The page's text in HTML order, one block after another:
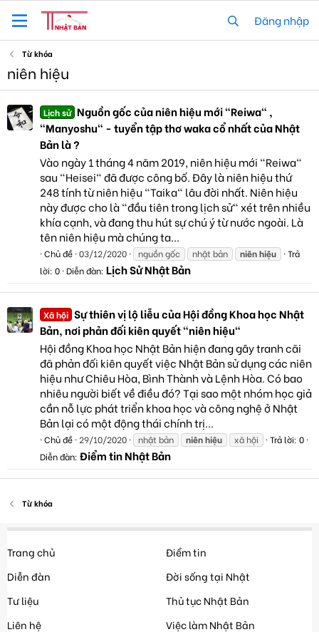
Đăng nhập
Từ khóa
niên hiệu
Lịch sử Nguồn gốc của niên hiệu mới "Reiwa" ,
"Manyoshu" - tuyển tập thơ waka cổ nhất của Nhật
Bản là ?
Vào ngày 1 tháng 4 năm 2019, niên hiệu mới "Reiwa"
sau "Heisei" đã được công bố. Đây là niên hiệu thứ
248 tính từ niên hiệu "Taika" lâu đời nhất. Niên hiệu
này được cho là "đầu tiên trong lịch sử" xét trên nhiều
khía cạnh, và đang thu hút sự chú ý từ nước ngoài. Là
tên niên hiệu mà chúng ta...
Chủ đề 03/12/2020 nguồn gốc nhật bản niênhiệu
Trả
lời: 0 Diễn đàn: Lịch Sử Nhật Bản
Xã hội Sự thiên vị lộ liễu của Hội đồng Khoa học Nhật
Bản, nơi phản đối kiên quyết "niên hiệu"
Hội đồng Khoa học Nhật Bản hiện đang gây tranh cãi
đã phản đối kiên quyết việc Nhật Bản sử dụng các niên
hiệu như Chiêu Hòa, Bình Thành và Lệnh Hòa. Có bao
nhiêu người biết về điều đó? Tại sao một nhóm học giả
cần nỗ lực phát triển khoa học và công nghệ ở Nhật
Bản lại có một động thái chính trị...
Chủ đề 29/10/2020 nhật bản niênhiệu xã hội
Trả lời: 0
Diễn đàn: Điểm tin Nhật Bản
Từ khóa
Trang chủ
Diễn đàn
Tư liệu
Liên hệ
Điểm tin
Đời sống tại Nhật
Thủ tục Nhật Bản
Việc làm Nhật Bản